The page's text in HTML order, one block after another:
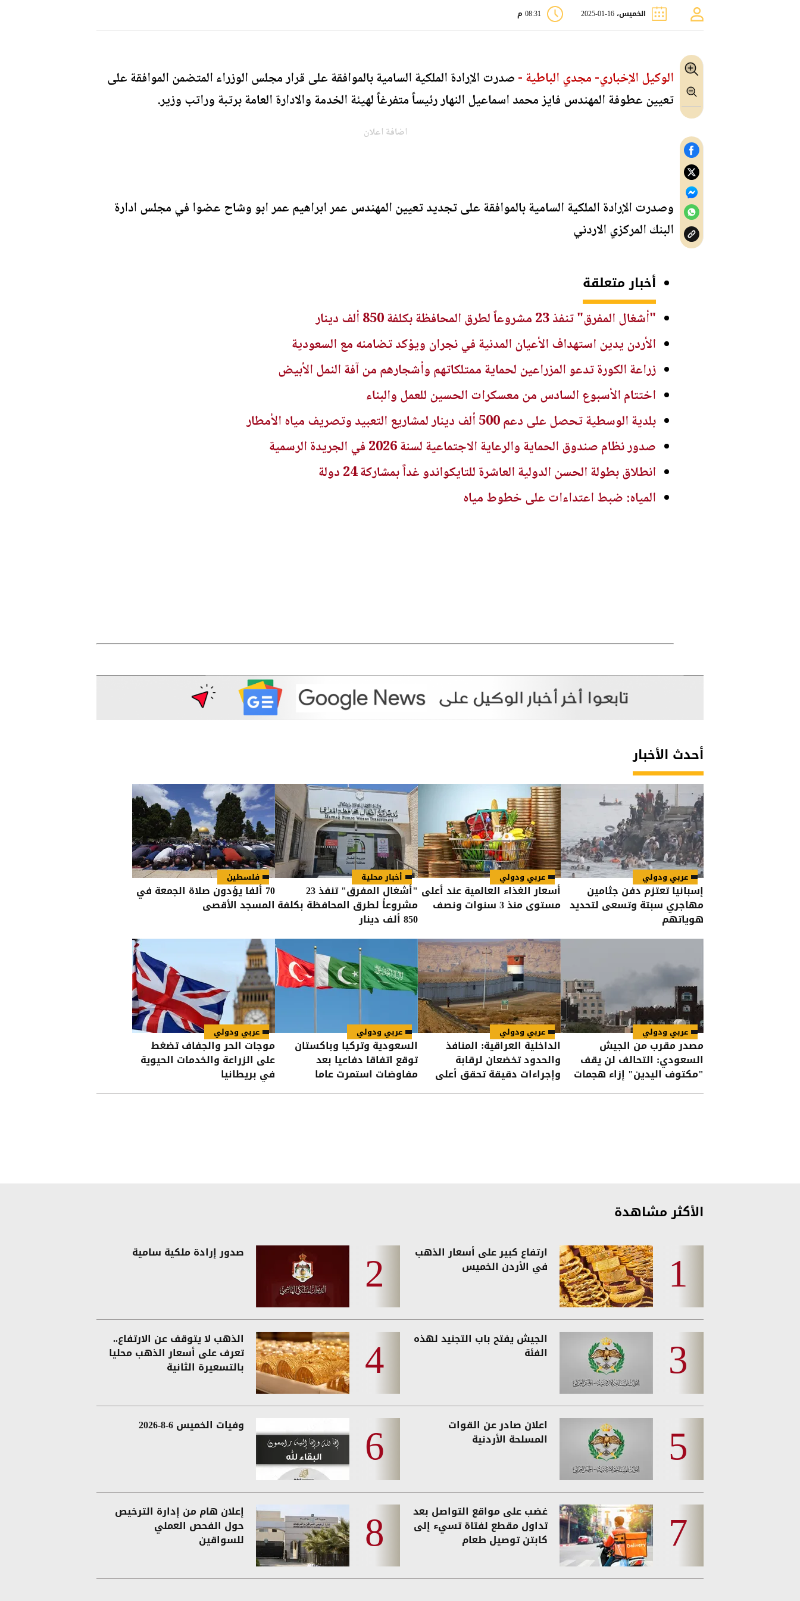
الخميس، 16-01-2025 08:31 م
الوكيل الإخباري- مجدي الباطية -صدرت الإرادة الملكية السامية بالموافقة على قرار مجلس الوزراء المتضمن الموافقة على
تعيين عطوفة المهندس فايز محمد اسماعيل النهار رئيساً متفرغاً لهيئة الخدمة والادارة العامة برتبة وراتب وزير.
اضافة اعلان
وصدرت الإرادة الملكية السامية بالموافقة على تجديد تعيين المهندس عمر ابراهيم عمر ابو وشاح عضوا في مجلس ادارة
البنك المركزي الاردني
أخبار متعلقة
"أشغال المفرق" تنفذ 23 مشروعاً لطرق المحافظة بكلفة 850 ألف دينار
الأردن يدين استهداف الأعيان المدنية في نجران ويؤكد تضامنه مع السعودية
زراعة الكورة تدعو المزراعين لحماية ممتلكاتهم وأشجارهم من آفة النمل الأبيض
اختتام الأسبوع السادس من معسكرات الحسين للعمل والبناء
بلدية الوسطية تحصل على دعم 500 ألف دينار لمشاريع التعبيد وتصريف مياه الأمطار
صدور نظام صندوق الحماية والرعاية الاجتماعية لسنة 2026 في الجريدة الرسمية
انطلاق بطولة الحسن الدولية العاشرة للتايكواندو غداً بمشاركة 24 دولة
المياه: ضبط اعتداءات على خطوط مياه
أحدث الأخبار
عربي ودولي
إسبانيا تعتزم دفن جثامين
مهاجري سبتة وتسعى لتحديد
هوياتهم
عربي ودولي
أسعار الغذاء العالمية عند أعلى
مستوى منذ 3 سنوات ونصف
أخبار محلية
"أشغال المفرق" تنفذ 23
مشروعاً لطرق المحافظة بكلفة
850 ألف دينار
فلسطين
70 ألفا يؤدون صلاة الجمعة في
المسجد الأقصى
عربي ودولي
مصدر مقرب من الجيش
السعودي: التحالف لن يقف
"مكتوف اليدين" إزاء هجمات
عربي ودولي
الداخلية العراقية: المنافذ
والحدود تخضعان لرقابة
وإجراءات دقيقة تحقق أعلى
عربي ودولي
السعودية وتركيا وباكستان
توقع اتفاقا دفاعيا بعد
مفاوضات استمرت عاما
عربي ودولي
موجات الحر والجفاف تضغط
على الزراعة والخدمات الحيوية
في بريطانيا
الأكثر مشاهدة
ارتفاع كبير على أسعار الذهب
في الأردن الخميس
صدور إرادة ملكية سامية
الجيش يفتح باب التجنيد لهذه
الفئة
الذهب لا يتوقف عن الارتفاع..
تعرف على أسعار الذهب محليا
بالتسعيرة الثانية
اعلان صادر عن القوات
المسلحة الأردنية
وفيات الخميس 6-8-2026
غضب على مواقع التواصل بعد
تداول مقطع لفتاة تسيء إلى
كابتن توصيل طعام
إعلان هام من إدارة الترخيص
حول الفحص العملي
للسواقين